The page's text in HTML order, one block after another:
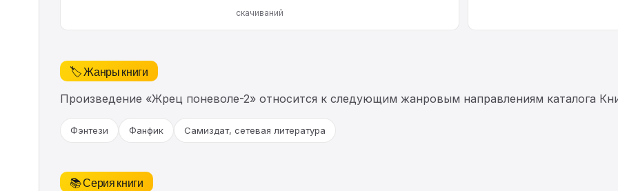
скачиваний
🏷️ Жанры книги
Произведение «Жрец поневоле-2» относится к следующим жанровым направлениям каталога
Фэнтези Фанфик Самиздат, сетевая литература
📚 Серия книги